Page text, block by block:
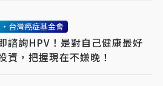
台灣癌症基金會
諮詢HPV！是對自己健康最好
資，把握現在不嫌晚！